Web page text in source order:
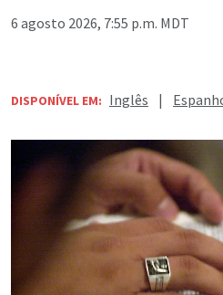
6 agosto 2026, 7:55 p.m. MDT
DISPONÍVEL EM: Inglês |